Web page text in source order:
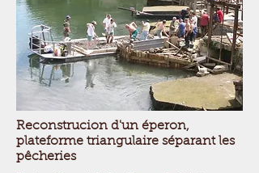
Reconstrucion d'un éperon,
plateforme triangulaire séparant les
pêcheries